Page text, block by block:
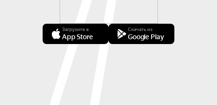
Загрузите в
App Store
Скачать из
Google Play